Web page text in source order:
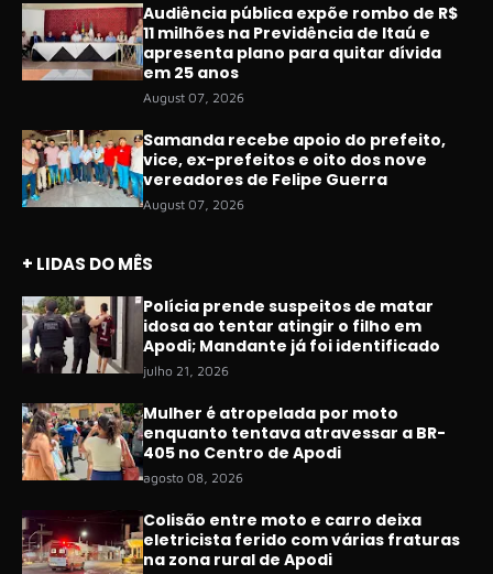
Audiência pública expõe rombo de R$
11 milhões na Previdência de Itaú e
apresenta plano para quitar dívida
em 25 anos
August 07, 2026
Samanda recebe apoio do prefeito,
vice, ex-prefeitos e oito dos nove
vereadores de Felipe Guerra
August 07, 2026
+ LIDAS DO MÊS
Polícia prende suspeitos de matar
idosa ao tentar atingir o filho em
Apodi; Mandante já foi identificado
julho 21, 2026
Mulher é atropelada por moto
enquanto tentava atravessar a BR-
405 no Centro de Apodi
agosto 08, 2026
Colisão entre moto e carro deixa
eletricista ferido com várias fraturas
na zona rural de Apodi